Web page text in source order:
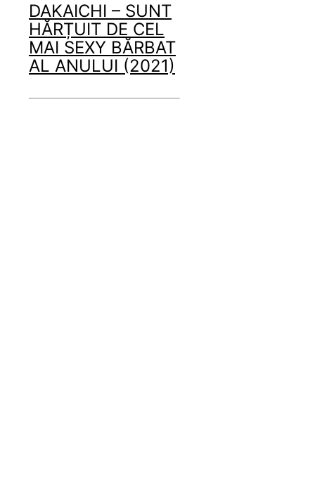
DAKAICHI – SUNT
HĂRȚUIT DE CEL
MAI SEXY BĂRBAT
AL ANULUI (2021)